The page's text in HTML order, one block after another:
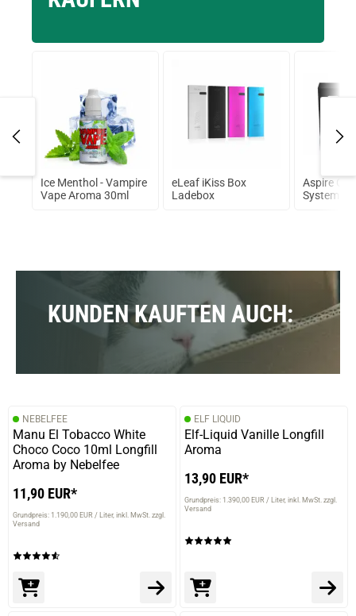
Ice Menthol - Vampire
Vape Aroma 30ml
eLeaf iKiss Box
Ladebox
Aspire
System
KUNDEN KAUFTEN AUCH:
NEBELFEE
Manu El Tobacco White
Choco Coco 10ml Longfill
Aroma by Nebelfee
11,90 EUR*
Grundpreis: 1.190,00 EUR / Liter inkl. MwSt. zzgl.
Versand
ELF LIQUID
Elf-Liquid Vanille Longfill
Aroma
13,90 EUR*
Grundpreis: 1.390,00 EUR / Liter inkl. MwSt. zzgl.
Versand